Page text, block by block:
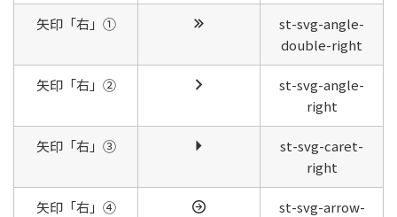
矢印「右」①
st-svg-angle-
double-right
矢印「右」②
st-svg-angle-
right
矢印「右」③
st-svg-caret-
right
矢印「右」④
st-svg-arrow-